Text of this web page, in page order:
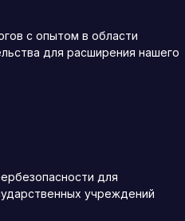
с опытом в области
для расширения нашего
для
учреждений